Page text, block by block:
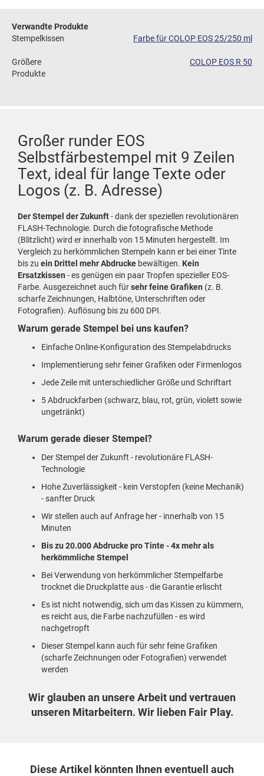
Verwandte Produkte
Stempelkissen
Farbe für COLOP EOS 25/250 ml
Größere
Produkte
COLOP EOS R 50
Großer runder EOS
Selbstfärbestempel mit 9 Zeilen
Text, ideal für lange Texte oder
Logos (z. B. Adresse)
Der Stempel der Zukunft- dank der speziellen revolutionären
FLASH-Technologie. Durch die fotografische Methode
(Blitzlicht) wird er innerhalb von 15 Minuten hergestellt. Im
Vergleich zu herkömmlichen Stempeln kann er bei einer Tinte
bis zu ein Drittel mehr Abdrucke bewältigen. Kein
Ersatzkissen - es genügen ein paar Tropfen spezieller EOS-
Farbe. Ausgezeichnet auch fürsehr feine Grafiken (z. B.
scharfe Zeichnungen, Halbtöne, Unterschriften oder
Fotografien). Auflösung bis zu 600 DPI.
Warum gerade Stempel bei uns kaufen?
Einfache Online-Konfiguration des Stempelabdrucks
Implementierung sehr feiner Grafiken oder Firmenlogos
Jede Zeile mit unterschiedlicher Größe und Schriftart
5 Abdruckfarben (schwarz, blau, rot, grün, violett sowie
ungetränkt)
Warum gerade dieser Stempel?
Der Stempel der Zukunft - revolutionäre FLASH-
Technologie
Hohe Zuverlässigkeit - kein Verstopfen (keine Mechanik)
- sanfter Druck
Wir stellen auch auf Anfrage her - innerhalb von 15
Minuten
Bis zu 20.000 Abdrucke pro Tinte - 4x mehr als
herkömmliche Stempel
Bei Verwendung von herkömmlicher Stempelfarbe
trocknet die Druckplatte aus - die Garantie erlischt
Es ist nicht notwendig, sich um das Kissen zu kümmern,
es reicht aus, die Farbe nachzufüllen - es wird
nachgetropft
Dieser Stempel kann auch für sehr feine Grafiken
(scharfe Zeichnungen oder Fotografien) verwendet
werden
Wir glauben an unsere Arbeit und vertrauen
unseren Mitarbeitern. Wir lieben Fair Play.
Diese Artikel könnten Ihnen eventuell auch